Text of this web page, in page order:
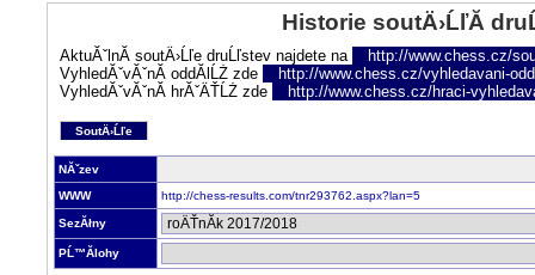
Historie soutÄ›ĹľĂ­
AktuĂˇlnĂ­ soutÄ›Ĺľe druĹľstev najdete na
http://www.chess.cz/
VyhledĂˇvĂˇnĂ­ oddĂ­lĹŻ zde
http://www.chess.cz/vyhledavani-
VyhledĂˇvĂˇnĂ­ hrĂˇÄŤĹŻ zde
http://www.chess.cz/hraci-
SoutÄ›Ĺľe
NĂˇzev
WWW
http://chess-results.com/tnr293762.aspx?lan=5
SezĂłny
PĹ™Ă­lohy